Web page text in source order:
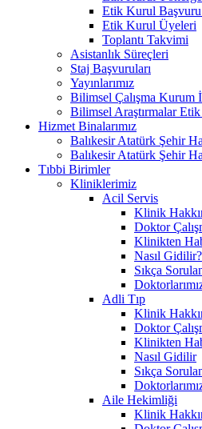
Etik Kurul
Etik Kurul Üyeleri
Toplantı Takvimi
Asistanlık Süreçleri
Staj Başvuruları
Yayınlarımız
Bilimsel Çalışma Kurum
Bilimsel Araştırmalar
Hizmet Binalarımız
Balıkesir Atatürk Şehir
Balıkesir Atatürk Şehir
Tıbbi Birimler
Kliniklerimiz
Acil Servis
Klinik
Doktor
Klinikten
Nasıl Gidilir?
Sıkça
Adli Tıp
Klinik
Doktor
Klinikten
Nasıl Gidilir
Sıkça
Aile Hekimliği
Klinik